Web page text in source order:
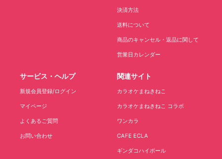
決済方法
送料について
商品のキャンセル・返品に関して
営業日カレンダー
サービス・ヘルプ
新規会員登録/ログイン
マイページ
よくあるご質問
お問い合わせ
関連サイト
カラオケまねきねこ
カラオケまねきねこ コラボ
ワンカラ
CAFE ECLA
ギンダコハイボール